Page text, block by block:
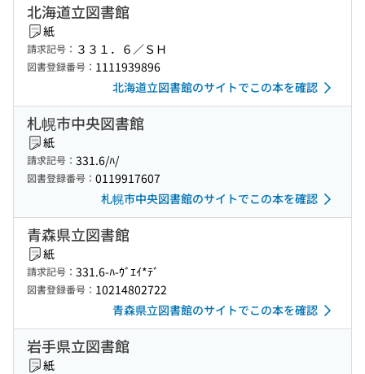
北海道立図書館
紙
請求記号： ３３１．６／ＳＨ
図書登録番号： 1111939896
北海道立図書館のサイトでこの本を確認
札幌市中央図書館
紙
請求記号： 331.6/ﾊ/
図書登録番号： 0119917607
札幌市中央図書館のサイトでこの本を確認
青森県立図書館
紙
請求記号： 331.6-ﾊ-ｳﾞｴｲ*ﾃﾞ
図書登録番号： 10214802722
青森県立図書館のサイトでこの本を確認
岩手県立図書館
紙